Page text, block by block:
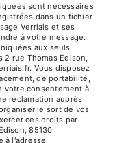
sont nécessaires
dans un fichier
Verriais et ses
à votre message.
aux seuls
rue Thomas Edison,
Vous disposez
de portabilité,
votre consentement à
réclamation auprès
le sort de vos
ces droits par
85130
à l'adresse